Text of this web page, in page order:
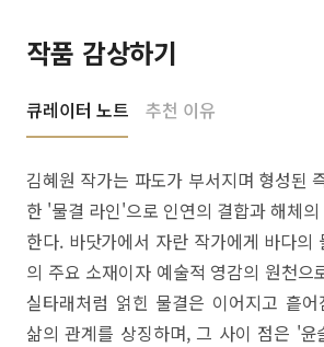
작품 감상하기
큐레이터 노트 추천 이유
김혜원 작가는 파도가 부서지며 형성된
한 '물결 라인'으로 인연의 결합과 해체
한다. 바닷가에서 자란 작가에게 바다의
의 주요 소재이자 예술적 영감의 원천으
실타래처럼 얽힌 물결은 이어지고 흩
삶의 관계를 상징하며, 그 사이 점은 '윤